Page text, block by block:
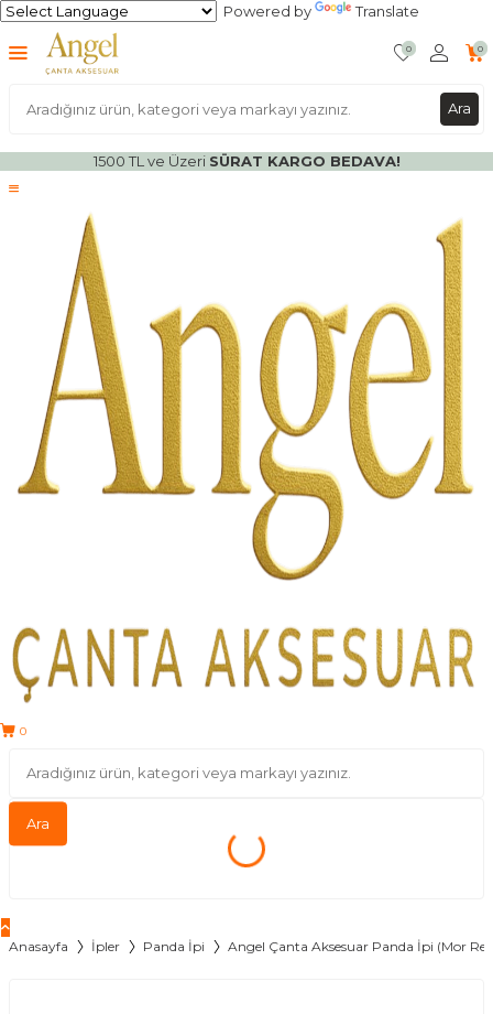
Powered by Translate
Ara
0 0
1500 TL ve Üzeri SÜRAT KARGO BEDAVA!
Ara
0
Anasayfa İpler Panda İpi Angel Çanta Aksesuar Panda İpi (Mor